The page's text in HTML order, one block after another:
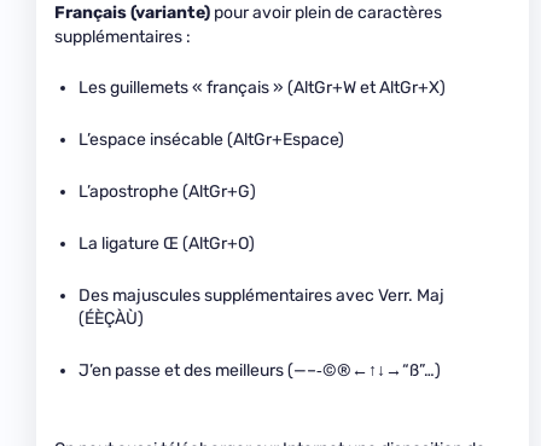
Français (variante) pour avoir plein de caractères
supplémentaires :
Les guillemets « français » (AltGr+W et AltGr+X)
L’espace insécable (AltGr+Espace)
L’apostrophe (AltGr+G)
La ligature Œ (AltGr+O)
Des majuscules supplémentaires avec Verr. Maj
(ÉÈÇÀÙ)
J’en passe et des meilleurs (—–‑©®←↑↓→“ß”…)